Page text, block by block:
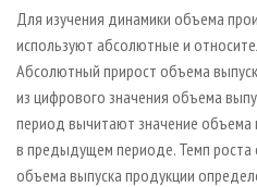
Для изучения динамики объема
используют абсолютные и
Абсолютный прирост объема
из цифрового значения объема
период вычитают значение объема
в предыдущем периоде. Темп
объема выпуска продукции